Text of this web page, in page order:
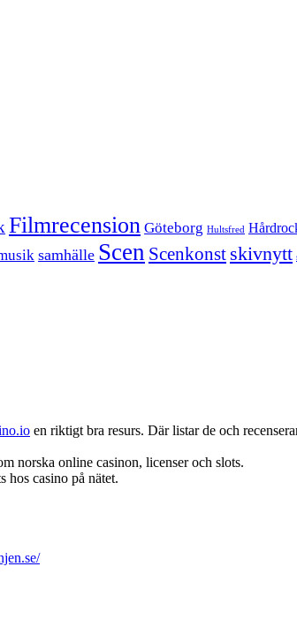
Filmrecension Göteborg Hultsfred
samhälle Scen Scenkonst skivnytt
en riktigt bra resurs. Där listar de och
norska online casinon, licenser och slots.
hos casino på nätet.